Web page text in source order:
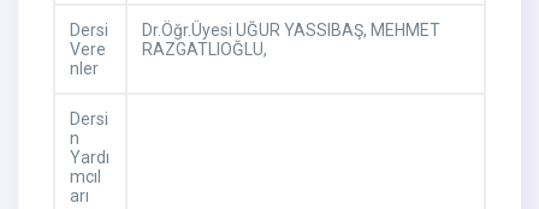
Dersi
Vere
nler
Dr.Öğr.Üyesi UĞUR YASSIBAŞ, MEHMET
RAZGATLIOĞLU,
Dersi
n
Yardı
mcıl
arı